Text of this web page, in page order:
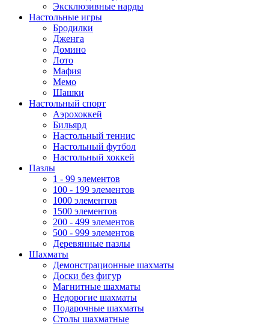
Эксклюзивные нарды
Настольные игры
Бродилки
Дженга
Домино
Лото
Мафия
Мемо
Шашки
Настольный спорт
Аэрохоккей
Бильярд
Настольный теннис
Настольный футбол
Настольный хоккей
Пазлы
1 - 99 элементов
100 - 199 элементов
1000 элементов
1500 элементов
200 - 499 элементов
500 - 999 элементов
Деревянные пазлы
Шахматы
Демонстрационные шахматы
Доски без фигур
Магнитные шахматы
Недорогие шахматы
Подарочные шахматы
Столы шахматные